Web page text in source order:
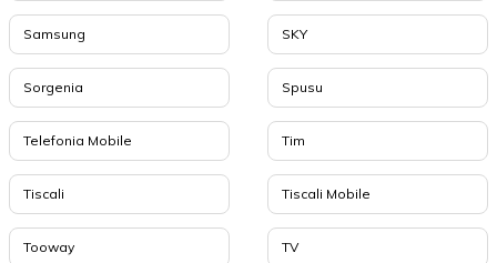
Samsung SKY
Sorgenia Spusu
Telefonia Mobile Tim
Tiscali Tiscali Mobile
Tooway TV